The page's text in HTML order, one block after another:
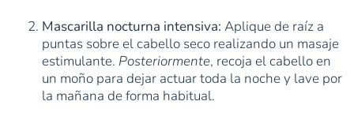
Mascarilla nocturna intensiva: Aplique de raíz a
puntas sobre el cabello seco realizando un masaje
estimulante. Posteriormente, recoja el cabello en
un moño para dejar actuar toda la noche y lave por
la mañana de forma habitual.